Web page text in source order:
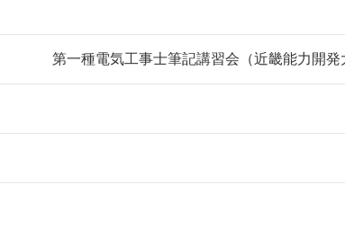
第一種電気工事士筆記講習会（近畿能力開発